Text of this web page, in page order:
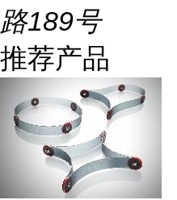
路189号
推荐产品